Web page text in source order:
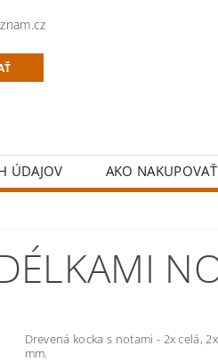
ÚDAJOV AKO NAKUPOVAŤ
Drevená kocka s notami - 2x celá,
mm.